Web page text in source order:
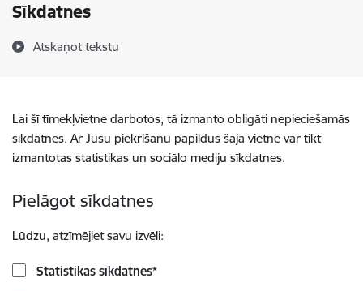
Sīkdatnes
Atskaņot tekstu
Lai šī tīmekļvietne darbotos, tā izmanto obligāti nepieciešamās
sīkdatnes. Ar Jūsu piekrišanu papildus šajā vietnē var tikt
izmantotas statistikas un sociālo mediju sīkdatnes.
Pielāgot sīkdatnes
Lūdzu, atzīmējiet savu izvēli:
Statistikas sīkdatnes*